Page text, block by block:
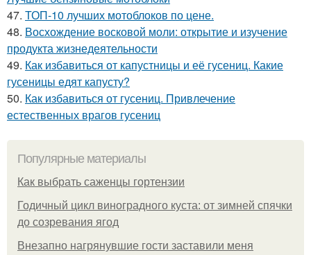
47. ТОП-10 лучших мотоблоков по цене.
48. Восхождение восковой моли: открытие и изучение
продукта жизнедеятельности
49. Как избавиться от капустницы и её гусениц. Какие
гусеницы едят капусту?
50. Как избавиться от гусениц. Привлечение
естественных врагов гусениц
Популярные материалы
Как выбрать саженцы гортензии
Годичный цикл виноградного куста: от зимней спячки
до созревания ягод
Внезапно нагрянувшие гости заставили меня